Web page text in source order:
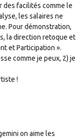
des facilités comme le
les salaires ne
Pour démonstration,
la direction retoque et
et Participation ».
comme je peux, 2) je
!
on aime les